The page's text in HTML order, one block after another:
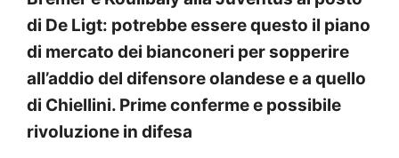
di De Ligt: potrebbe essere questo il piano
di mercato dei bianconeri per sopperire
all’addio del difensore olandese e a quello
di Chiellini. Prime conferme e possibile
rivoluzione in difesa